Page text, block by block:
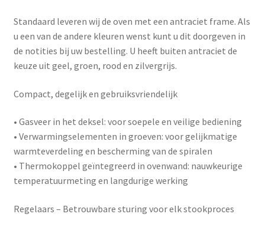
Standaard leveren wij de oven met een antraciet frame. Als
u een van de andere kleuren wenst kunt u dit doorgeven in
de notities bij uw bestelling. U heeft buiten antraciet de
keuze uit geel, groen, rood en zilvergrijs.
Compact, degelijk en gebruiksvriendelijk
• Gasveer in het deksel: voor soepele en veilige bediening
• Verwarmingselementen in groeven: voor gelijkmatige
warmteverdeling en bescherming van de spiralen
• Thermokoppel geïntegreerd in ovenwand: nauwkeurige
temperatuurmeting en langdurige werking
Regelaars – Betrouwbare sturing voor elk stookproces